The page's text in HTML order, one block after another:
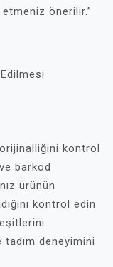
önerilir.”
orijinalliğini kontrol
barkod
ürünün
kontrol edin.
deneyimini